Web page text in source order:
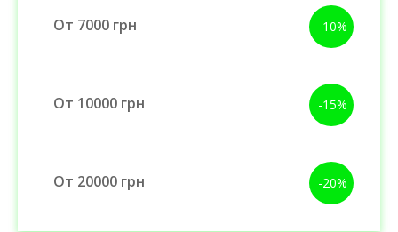
От 7000 грн -10%
От 10000 грн -15%
От 20000 грн -20%